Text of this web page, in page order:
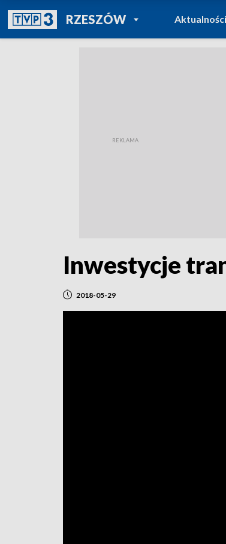
RZESZÓWPOWRÓT DO
TVP REGIONY
Aktualności
Inwestycje
2018-05-29